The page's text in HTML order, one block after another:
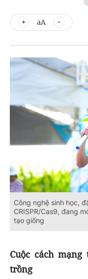
aA
Công nghệ sinh học,
CRISPR/Cas9, đang
tạo giống
Cuộc cách
trồng